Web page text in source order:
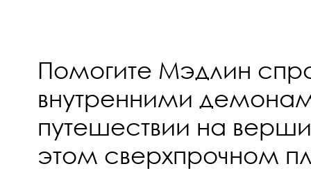
Помогите Мэдлин
внутренними
путешествии на
этом сверхпрочном